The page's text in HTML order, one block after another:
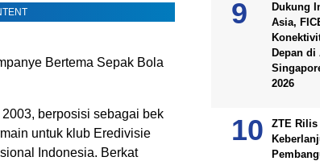
Bertema Sepak Bola
berposisi sebagai bek
untuk klub Eredivisie
Indonesia. Berkat
Dukung
Asia,
Depan di
2026
ZTE